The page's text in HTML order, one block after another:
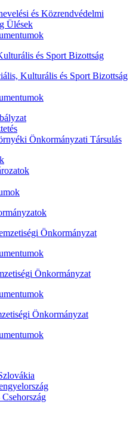
és Közrendvédelmi
Ülések
és Sport Bizottság
Kulturális és Sport Bizottság
Önkormányzati Társulás
Önkormányzat
Önkormányzat
Önkormányzat